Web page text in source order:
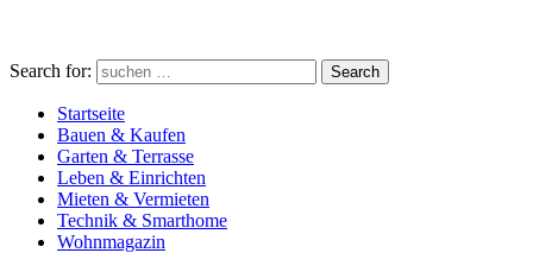
Search for: Search
Startseite
Bauen & Kaufen
Garten & Terrasse
Leben & Einrichten
Mieten & Vermieten
Technik & Smarthome
Wohnmagazin